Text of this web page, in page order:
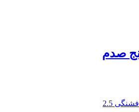
صدم